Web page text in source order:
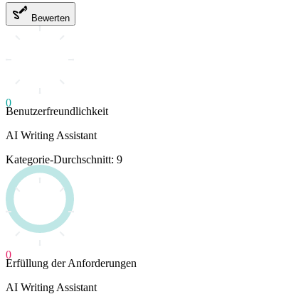
Bewerten
0
Benutzerfreundlichkeit
AI Writing Assistant
Kategorie-Durchschnitt: 9
0
Erfüllung der Anforderungen
AI Writing Assistant